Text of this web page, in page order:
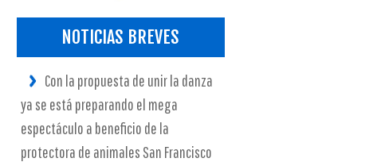
NOTICIAS BREVES
Con la propuesta de unir la danza
ya se está preparando el mega
espectáculo a beneficio de la
protectora de animales San Francisco